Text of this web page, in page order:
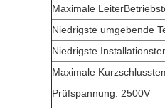
Maximale
Niedrigste umgebende
Niedrigste
Maximale
Prüfspannung: 2500V